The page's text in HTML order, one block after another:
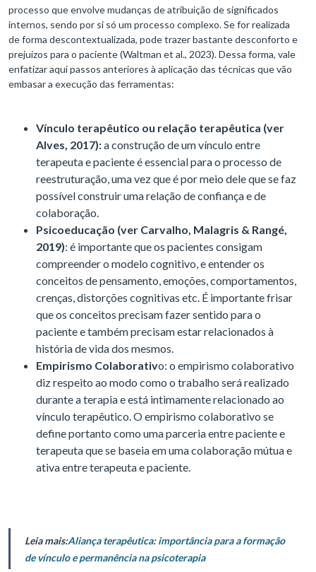
processo que envolve mudanças de atribuição de significados
internos, sendo por si só um processo complexo. Se for realizada
de forma descontextualizada, pode trazer bastante desconforto e
prejuízos para o paciente (Waltman et al., 2023). Dessa forma, vale
enfatizar aqui passos anteriores à aplicação das técnicas que vão
embasar a execução das ferramentas:
Vínculo terapêutico ou relação terapêutica (ver
Alves, 2017):a construção de um vínculo entre
terapeuta e paciente é essencial para o processo de
reestruturação, uma vez que é por meio dele que se faz
possível construir uma relação de confiança e de
colaboração.
Psicoeducação (ver Carvalho, Malagris & Rangé,
2019): é importante que os pacientes consigam
compreender o modelo cognitivo, e entender os
conceitos de pensamento, emoções, comportamentos,
crenças, distorções cognitivas etc. É importante frisar
que os conceitos precisam fazer sentido para o
paciente e também precisam estar relacionados à
história de vida dos mesmos.
Empirismo Colaborativo: o empirismo colaborativo
diz respeito ao modo como o trabalho será realizado
durante a terapia e está intimamente relacionado ao
vínculo terapêutico. O empirismo colaborativo se
define portanto como uma parceria entre paciente e
terapeuta que se baseia em uma colaboração mútua e
ativa entre terapeuta e paciente.
Leia mais:Aliança terapêutica: importância para a formação
de vínculo e permanência na psicoterapia